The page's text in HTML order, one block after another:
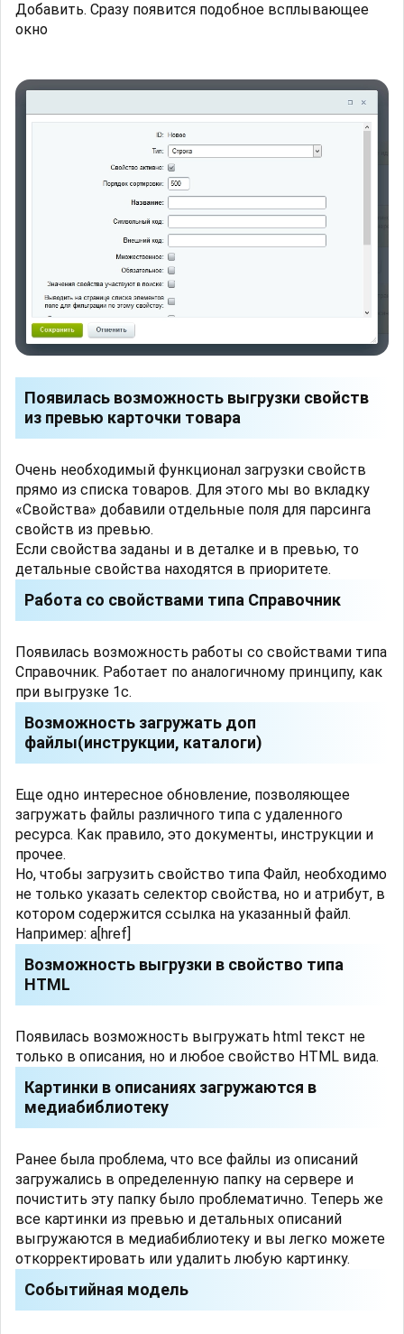
Добавить. Сразу появится подобное всплывающее
окно
Появилась возможность выгрузки свойств
из превью карточки товара
Очень необходимый функционал загрузки свойств
прямо из списка товаров. Для этого мы во вкладку
«Свойства» добавили отдельные поля для парсинга
свойств из превью.
Если свойства заданы и в деталке и в превью, то
детальные свойства находятся в приоритете.
Работа со свойствами типа Справочник
Появилась возможность работы со свойствами типа
Справочник. Работает по аналогичному принципу, как
при выгрузке 1с.
Возможность загружать доп
файлы(инструкции, каталоги)
Еще одно интересное обновление, позволяющее
загружать файлы различного типа с удаленного
ресурса. Как правило, это документы, инструкции и
прочее.
Но, чтобы загрузить свойство типа Файл, необходимо
не только указать селектор свойства, но и атрибут, в
котором содержится ссылка на указанный файл.
Например: a[href]
Возможность выгрузки в свойство типа
HTML
Появилась возможность выгружать html текст не
только в описания, но и любое свойство HTML вида.
Картинки в описаниях загружаются в
медиабиблиотеку
Ранее была проблема, что все файлы из описаний
загружались в определенную папку на сервере и
почистить эту папку было проблематично. Теперь же
все картинки из превью и детальных описаний
выгружаются в медиабиблиотеку и вы легко можете
откорректировать или удалить любую картинку.
Событийная модель